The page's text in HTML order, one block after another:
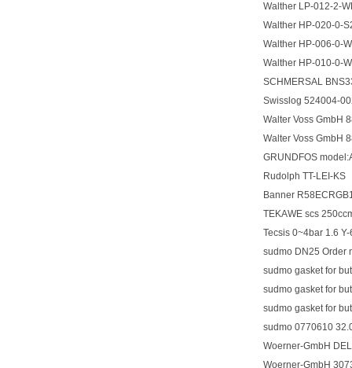
Walther LP-012-2-
Walther HP-020-0-
Walther HP-006-0-
Walther HP-010-0-
SCHMERSAL
Swisslog 524004-
Walter Voss GmbH
Walter Voss GmbH
GRUNDFOS
Rudolph TT-LEI-KS
Banner
TEKAWE scs
Tecsis 0~4bar 1.6
sudmo DN25 Order
sudmo gasket for
sudmo gasket for
sudmo gasket for
sudmo 0770610
Woerner-GmbH
Woerner-GmbH